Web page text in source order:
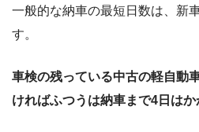
一般的な納車の最短日数は、新
す。
車検の残っている中古の軽自動
ければふつうは納車まで4日はか